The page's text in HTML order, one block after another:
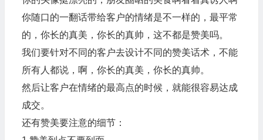
你随口的一翻话带给客户的情绪是不一样的，最平常
的，你长的真美，你长的真帅，这不都是赞美吗。
我们要针对不同的客户去设计不同的赞美话术，不能
所有人都说，啊，你长的真美，你长的真帅。
然后让客户在情绪的最高点的时候，就能很容易达成
成交。
还有赞美要注意的细节：